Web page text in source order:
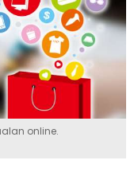
online.